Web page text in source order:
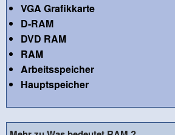
VGA Grafikkarte
D-RAM
DVD RAM
RAM
Arbeitsspeicher
Hauptspeicher